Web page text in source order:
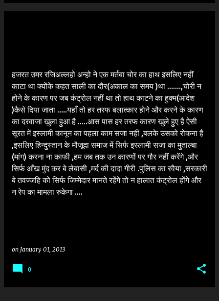
हजरत उमर रजिअल्लहो अन्हो ने एक मर्तबा चोर का हाथ इसलिए नहीं
काटा था क्योंके कहत साली का दौर(अकाल का समय )था .......,चोरी न
होने के कारण पर जब कंट्रोल नहीं था तो हाथ काटने का हुक्म(आदेश
)कैसे दिया जाता .....यहाँ तो हर तरफ बलात्कार होने और करने के कारण
का दरवाजा खुला हुआ है .....आस पास हर तरफ कारण खुले हुए है ऐसी
सूरत में इस्लामी कानून का पहला काम सजा नहीं ,बलके उसको रोकना है
,इसलिए हिन्दुस्तान के मौजूदा समाज में सिर्फ इस्लामी सजा का मुताल्बा
(मांग) करना ना काफी ,हम जब तक उन कारणों पर गौर नहीं करेंगे ,और
सिर्फ आँख मुंद कर बे लेबासी ,मर्द की दादा गीरी .पुलिस का रवैया ,सरकारी
बे तवज्जहि को सिर्फ जिम्मेदार मानते रहेंगे तो न हालात कंट्रोल होंगे और
न रेप का मामला रुकेगा ....
on January 01, 2013
0